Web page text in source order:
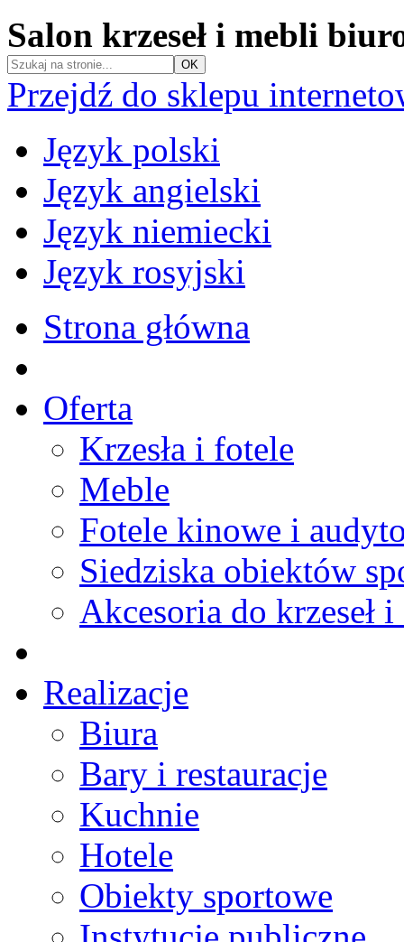
Salon krzeseł i mebli
Przejdź do sklepu
Język polski
Język angielski
Język niemiecki
Język rosyjski
Strona główna
Oferta
Krzesła i fotele
Meble
Fotele kinowe i
Siedziska obiektów
Akcesoria do krzeseł
Realizacje
Biura
Bary i restauracje
Kuchnie
Hotele
Obiekty sportowe